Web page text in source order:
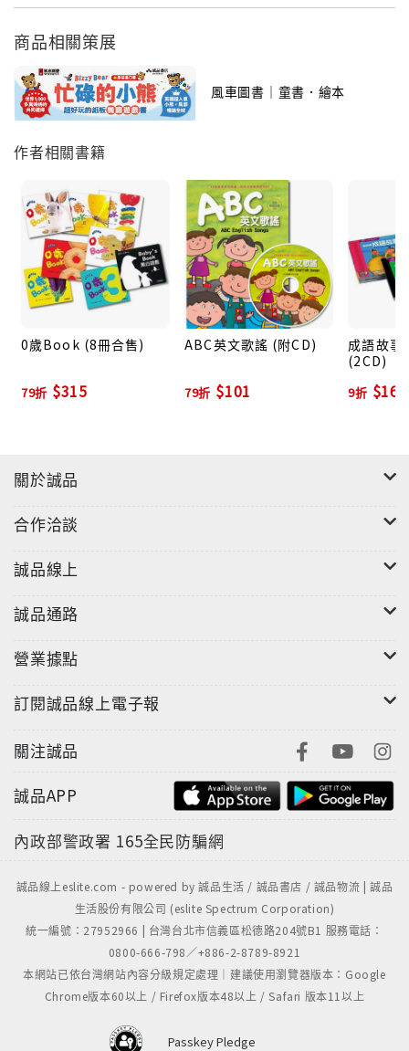
商品功能:
件玩具，簡單又安全！
2. 讓孩子在動手操作的過程中，訓練手腦並用的協調能
3. 色彩豐富、造型可愛，作品也可以拿來當作房間擺
商品相關策展
風車圖書｜童書．繪本
作者相關書籍
0歲Book (8冊合售)
79折 $315
ABC英文歌謠 (附CD)
79折 $101
成語故事
(2CD)
9折 $162
關於誠品
合作洽談
誠品線上
誠品通路
營業據點
訂閱誠品線上電子報
關注誠品
誠品APP
內政部警政署 165全民防騙網
誠品線上eslite.com - powered by 誠品生活 / 誠品書店 / 誠品物流 | 誠品
生活股份有限公司 (eslite Spectrum Corporation)
統一編號：27952966 | 台灣台北市信義區松德路204號B1 服務電話：
0800-666-798／+886-2-8789-8921
本網站已依台灣網站內容分級規定處理｜建議使用瀏覽器版本：Google
Chrome版本60以上 / Firefox版本48以上 / Safari 版本11以上
Passkey Pledge